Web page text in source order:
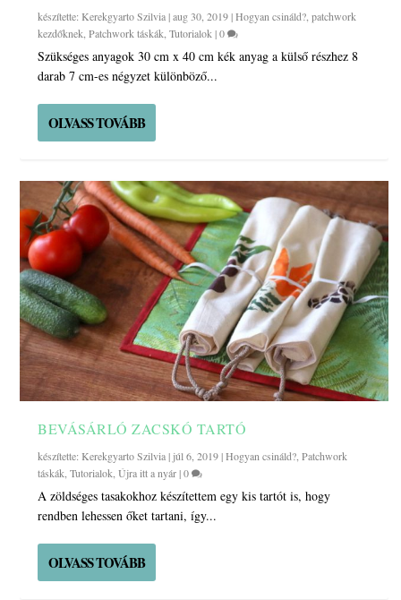
készítette:Kerekgyarto Szilvia|aug 30, 2019|Hogyan csináld? ,patchwork
kezdőknek ,Patchwork táskák ,Tutorialok |0
Szükséges anyagok 30 cm x 40 cm kék anyag a külső részhez 8
darab 7 cm-es négyzet különböző...
OLVASS TOVÁBB
BEVÁSÁRLÓ ZACSKÓ TARTÓ
készítette:Kerekgyarto Szilvia| júl 6, 2019|Hogyan csináld?,Patchwork
táskák,Tutorialok,Újra itt a nyár|0
A zöldséges tasakokhoz készítettem egy kis tartót is, hogy
rendben lehessen őket tartani, így...
OLVASS TOVÁBB